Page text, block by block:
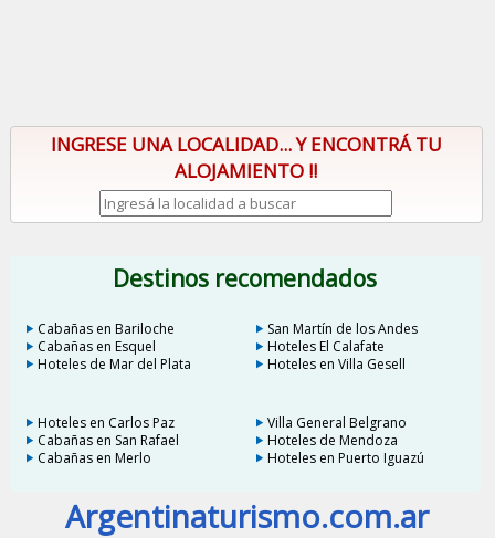
INGRESE UNA LOCALIDAD... Y ENCONTRÁ TU
ALOJAMIENTO !!
Destinos recomendados
Cabañas en Bariloche
San Martín de los Andes
Cabañas en Esquel
Hoteles El Calafate
Hoteles de Mar del Plata
Hoteles en Villa Gesell
Hoteles en Carlos Paz
Villa General Belgrano
Cabañas en San Rafael
Hoteles de Mendoza
Cabañas en Merlo
Hoteles en Puerto Iguazú
Argentinaturismo.com.ar